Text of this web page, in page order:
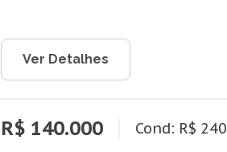
Ver Detalhes
R$ 140.000 Cond: R$ 240